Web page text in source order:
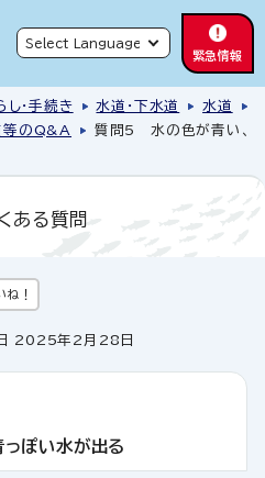
緊急情報
し・手続き 水道・下水道
水道
等のQ&A
質問5 水の色が青い、
ある質問
ね！
2025年2月28日
ぽい水が出る